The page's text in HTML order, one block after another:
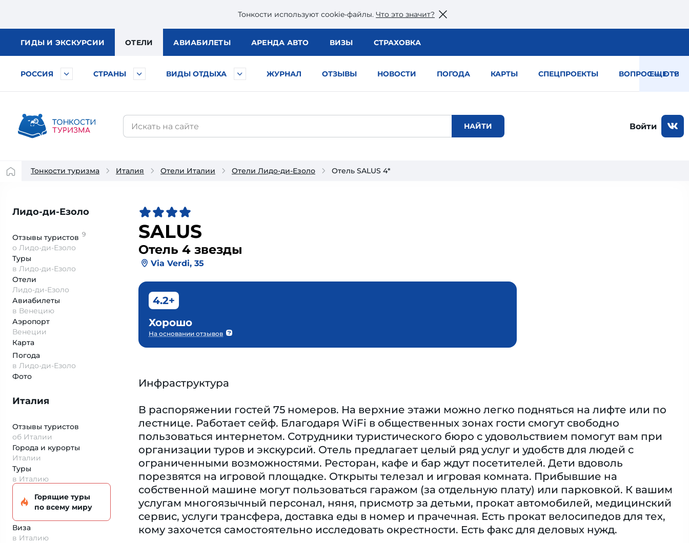
Тонкости используют сookie-файлы. Что это значит?
ГИДЫ И ЭКСКУРСИИ ОТЕЛИ АВИАБИЛЕТЫ АРЕНДА АВТО ВИЗЫ СТРАХОВКА
РОССИЯ СТРАНЫ ВИДЫ ОТДЫХА ЖУРНАЛ ОТЗЫВЫ НОВОСТИ ПОГОДА КАРТЫ СПЕЦПРОЕКТЫ ВОПРОС — ОТВЕТ
ЕЩЕ
Войти
Тонкости туризма Италия Отели Италии Отели Лидо-ди-Езоло Отель SALUS 4*
Лидо-ди-Езоло
Отзывы туристов 9
о Лидо-ди-Езоло
Туры
в Лидо-ди-Езоло
Отели
Лидо-ди-Езоло
Авиабилеты
в Венецию
Аэропорт
Венеции
Карта
Погода
в Лидо-ди-Езоло
Фото
Италия
Отзывы туристов
об Италии
Города и курорты
Италии
Туры
в Италию
Горящие туры
по всему миру
Виза
в Италию
SALUS
Отель 4 звезды
Via Verdi, 35
4.2+
Хорошо
На основании отзывов
Инфраструктура
В распоряжении гостей 75 номеров. На верхние этажи можно легко подняться на лифте или по
лестнице. Работает сейф. Благодаря WiFi в общественных зонах гости смогут свободно
пользоваться интернетом. Сотрудники туристического бюро с удовольствием помогут вам при
организации туров и экскурсий. Отель предлагает целый ряд услуг и удобств для людей с
ограниченными возможностями. Ресторан, кафе и бар ждут посетителей. Дети вдоволь
порезвятся на игровой площадке. Открыты телезал и игровая комната. Прибывшие на
собственной машине могут пользоваться гаражом (за отдельную плату) или парковкой. К вашим
услугам многоязычный персонал, няня, присмотр за детьми, прокат автомобилей, медицинский
сервис, услуги трансфера, доставка еды в номер и прачечная. Есть прокат велосипедов для тех,
кому захочется самостоятельно исследовать окрестности. Есть факс для деловых нужд.